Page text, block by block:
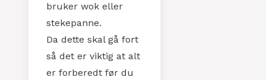
bruker wok eller
stekepanne.
Da dette skal gå fort
så det er viktig at alt
er forberedt før du